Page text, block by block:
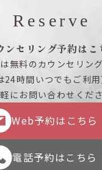
Reserve
ンセリング予約はこ
無料のカウンセリング
時間いつでもご利用
にお問い合わせくださ
Web予約はこちら
電話予約はこちら